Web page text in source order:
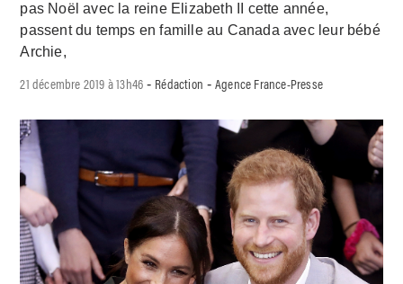
pas Noël avec la reine Elizabeth II cette année,
passent du temps en famille au Canada avec leur bébé
Archie,
21 décembre 2019 à 13h46 - Rédaction -Agence France-Presse